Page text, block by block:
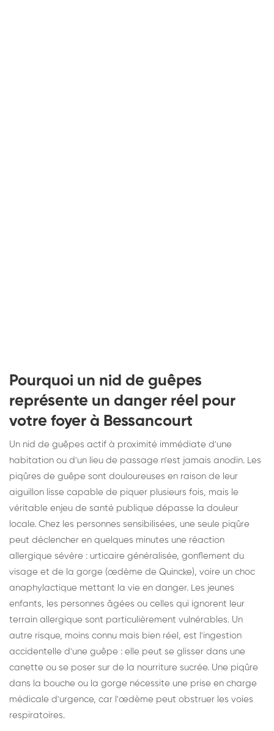
Pourquoi un nid de guêpes
représente un danger réel pour
votre foyer à Bessancourt
Un nid de guêpes actif à proximité immédiate d'une
habitation ou d'un lieu de passage n'est jamais anodin. Les
piqûres de guêpe sont douloureuses en raison de leur
aiguillon lisse capable de piquer plusieurs fois, mais le
véritable enjeu de santé publique dépasse la douleur
locale. Chez les personnes sensibilisées, une seule piqûre
peut déclencher en quelques minutes une réaction
allergique sévère : urticaire généralisée, gonflement du
visage et de la gorge (œdème de Quincke), voire un choc
anaphylactique mettant la vie en danger. Les jeunes
enfants, les personnes âgées ou celles qui ignorent leur
terrain allergique sont particulièrement vulnérables. Un
autre risque, moins connu mais bien réel, est l'ingestion
accidentelle d'une guêpe : elle peut se glisser dans une
canette ou se poser sur de la nourriture sucrée. Une piqûre
dans la bouche ou la gorge nécessite une prise en charge
médicale d'urgence, car l'œdème peut obstruer les voies
respiratoires.